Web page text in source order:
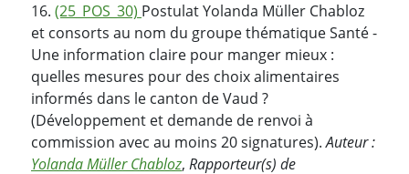
16. (25_POS_30) Postulat Yolanda Müller Chabloz
et consorts au nom du groupe thématique Santé -
Une information claire pour manger mieux :
quelles mesures pour des choix alimentaires
informés dans le canton de Vaud ?
(Développement et demande de renvoi à
commission avec au moins 20 signatures).Auteur :
Yolanda Müller Chabloz, Rapporteur(s) de